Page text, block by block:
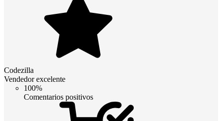
Codezilla
Vendedor excelente
100%
Comentarios positivos